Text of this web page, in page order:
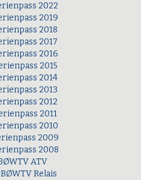
2022
2019
2018
2017
2016
2015
2014
2013
2012
2011
2010
2009
2008
ATV
Relais